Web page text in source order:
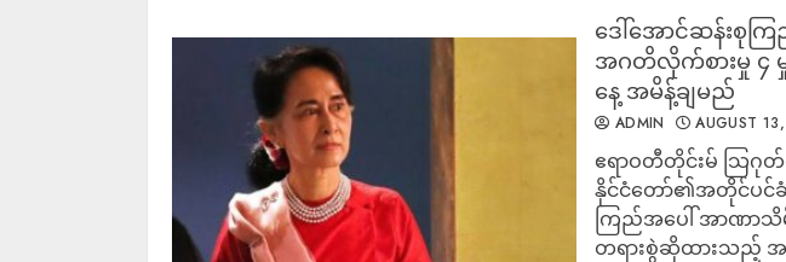
ဒေါ်အောင်ဆန်းစု
အဂတိလိုက်စားမှု ၄
နေ့ အမိန့်ချမည်
ADMIN AUGUST
ဧရာဝတီတိုင်းမ် သြဂု
နိုင်ငံတော်၏အတိုင်ပင်ခံ
ကြည်အပေါ် အာဏာသိ
တရားစွဲဆိုထားသည့်